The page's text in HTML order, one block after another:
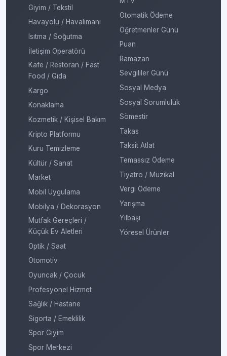
Giyim / Tekstil
Havayolu / Havalimanı
Isıtma / Soğutma
İletişim Operatörü
Kafe / Restoran / Fast
Food / Gıda
Kargo
Konaklama
Kozmetik / Kişisel Bakım
Kripto Platformu
Kuru Temizleme
Kültür / Sanat
Market
Mobil Uygulama
Mobilya / Dekorasyon
Mutfak Gereçleri /
Küçük Ev Aletleri
Optik / Saat
Otomotiv
Oyuncak / Çocuk
Profesyonel Hizmet
Sağlık / Hastane
Sigorta / Emeklilik
Spor Giyim
Spor Merkezi
Otomatik Ödeme
Öğretmenler Günü
Puan
Ramazan
Sevgililer Günü
Sosyal Medya
Sosyal Sorumluluk
Sömestir
Takas
Taksit Atlat
Temassız Ödeme
Tiyatro / Müzikal
Vergi Ödeme
Yarışma
Yılbaşı
Yöresel Ürünler